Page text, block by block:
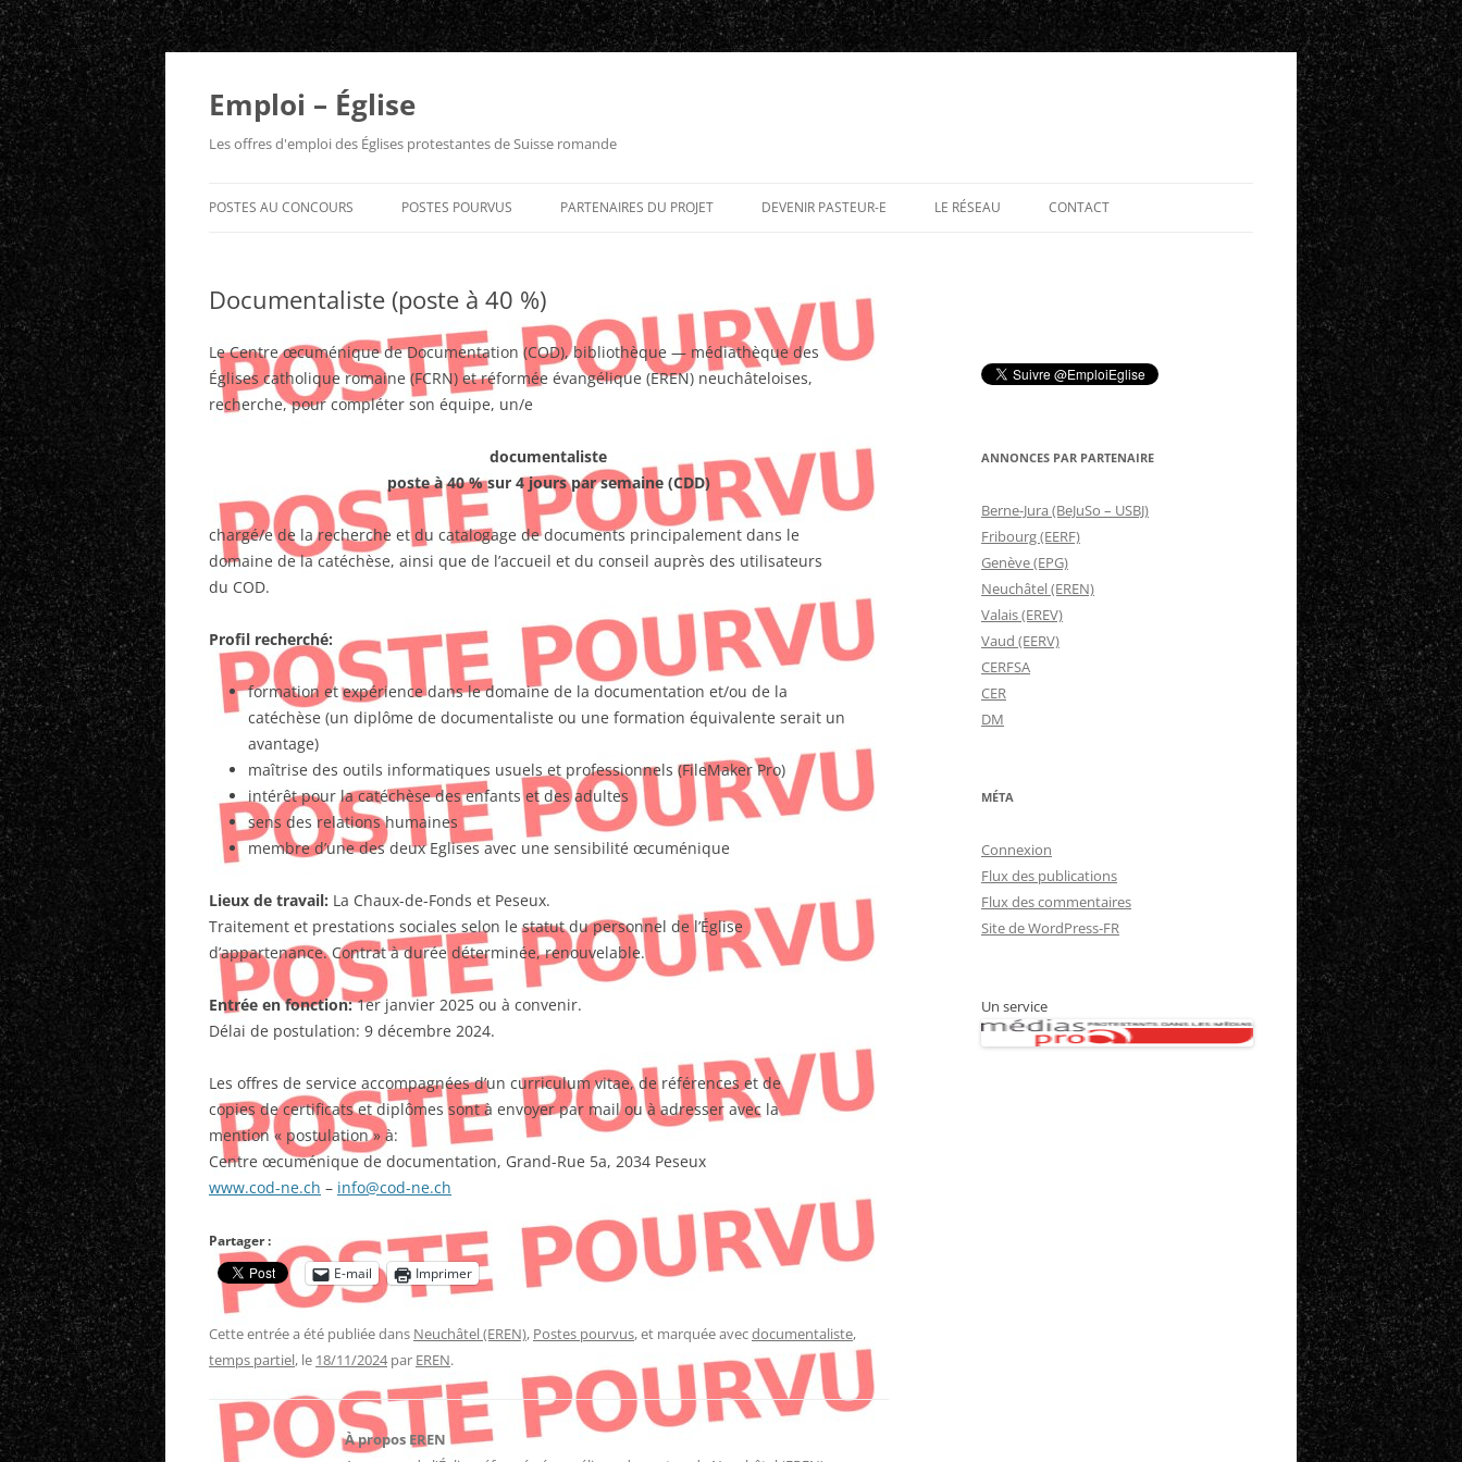
Aller
Emploi – Église
Les offres d'emploi des Églises protestantes de Suisse romande
POSTES AU CONCOURS POSTES POURVUS PARTENAIRES DU PROJET DEVENIR PASTEUR-E LE RÉSEAU CONTACT
Documentaliste (poste à 40 %)
Le Centre œcuménique de Documentation (COD), bibliothèque — médiathèque des
Églises catholique romaine (FCRN) et réformée évangélique (EREN) neuchâteloises,
recherche, pour compléter son équipe, un/e
documentaliste
poste à 40 % sur 4 jours par semaine (CDD)
chargé/e de la recherche et du catalogage de documents principalement dans le
domaine de la catéchèse, ainsi que de l’accueil et du conseil auprès des utilisateurs
du COD.
Profil recherché:
formation et expérience dans le domaine de la documentation et/ou de la
catéchèse (un diplôme de documentaliste ou une formation équivalente serait un
avantage)
maîtrise des outils informatiques usuels et professionnels (FileMaker Pro)
intérêt pour la catéchèse des enfants et des adultes
sens des relations humaines
membre d’une des deux Eglises avec une sensibilité œcuménique
Lieux de travail: La Chaux-de-Fonds et Peseux.
Traitement et prestations sociales selon le statut du personnel de l’Église
d’appartenance. Contrat à durée déterminée, renouvelable.
Entrée en fonction:1er janvier 2025 ou à convenir.
Délai de postulation: 9 décembre 2024.
Les offres de service accompagnées d’un curriculum vitae, de références et de
copies de certificats et diplômes sont à envoyer par mail ou à adresser avec la
mention « postulation » à:
Centre œcuménique de documentation, Grand-Rue 5a, 2034 Peseux
www.cod-ne.ch – info@cod-ne.ch
Partager :
E-mail
Imprimer
Cette entrée a été publiée dans Neuchâtel (EREN), Postes pourvus, et marquée avecdocumentaliste,
temps partiel, le 18/11/2024 par EREN.
À propos EREN
ANNONCES PAR PARTENAIRE
Berne-Jura (BeJuSo – USBJ)
Fribourg (EERF)
Genève (EPG)
Neuchâtel (EREN)
Valais (EREV)
Vaud (EERV)
CERFSA
CER
DM
MÉTA
Connexion
Flux des publications
Flux des commentaires
Site de WordPress-FR
Un service